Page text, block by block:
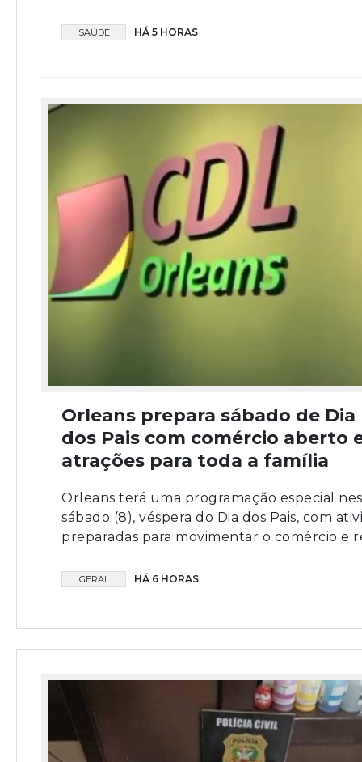
SAÚDE HÁ 5 HORAS
Orleans prepara sábado de Dia
dos Pais com comércio aberto
atrações para toda a família
Orleans terá uma programação especial
sábado (8), véspera do Dia dos Pais, com
preparadas para movimentar o comércio e
GERAL HÁ 6 HORAS